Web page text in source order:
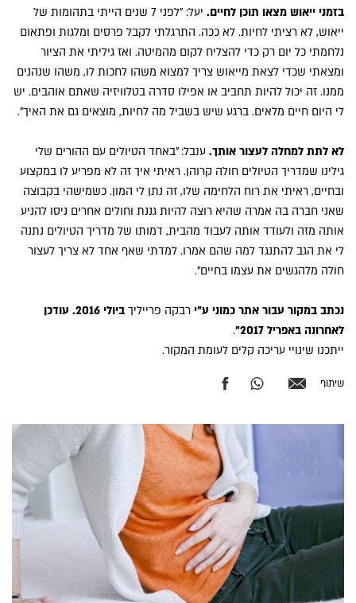
בזמני ייאוש מצאו תוכן לחיים.
יעל: "לפני 7 שנים הייתי בתהומות של
ייאוש, לא רציתי לחיות. לא ככה. התרגלתי לקבל פרסים ומלגות ופתאום
נלחמתי כל יום רק כדי להצליח לקום מהמיטה. ואז גיליתי את הציור
ומצאתי שכדי לצאת מייאוש צריך למצוא משהו לחכות לו, משהו שנהנים
ממנו. זה יכול להיות תחביב או אפילו סדרה בטלוויזיה שאתם אוהבים. יש
לי היום חיים מלאים. ברגע שיש בשביל מה לחיות, מוצאים גם את האיך".
לא לתת למחלה לעצור אותך. ענבל: "באחד הטיולים עם ההורים שלי
גילינו שמדריך הטיולים חולה קרוהן. ראיתי איך זה לא מפריע לו במקצוע
ובחיים, ראיתי את רוח הלחימה שלו, זה נתן לי המון. כשמישהי בקבוצה
שאני חברה בה אמרה שהיא רוצה להיות גננת וחולים אחרים ניסו להניע
אותה מזה ולעודד אותה לעבוד מהבית, דמותו של מדריך הטיולים נתנה
לי את הגב להתנגד למה שהם אמרו. למדתי שאף אחד לא צריך לעצור
חולה מלהגשים את עצמו בחיים".
נכתב במקור עבור אתר כמוני ע"י רבקה פרייליך
ביולי 2016. עודכן
לאחרונה באפריל 2017"
.
ייתכנו שינויי עריכה קלים לעומת המקור.
שיתוף